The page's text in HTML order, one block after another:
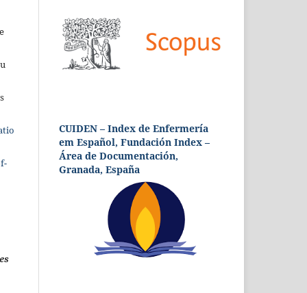
CUIDEN – Index de Enfermería
em Español, Fundación Index –
Área de Documentación,
Granada, España